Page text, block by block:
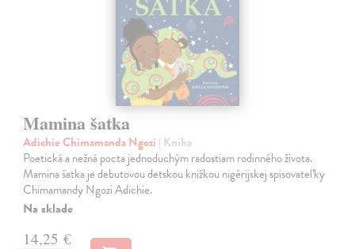
Mamina šatka
Adichie Chimamanda Ngozi | Kniha
Poetická a nežná pocta jednoduchým radostiam rodinného života.
Mamina šatka je debutovou detskou knižkou nigérijskej spisovateľky
Chimamandy Ngozi Adichie.
Na sklade
14,25 €